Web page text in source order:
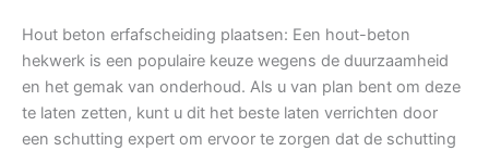
Hout beton erfafscheiding plaatsen: Een hout-beton
hekwerk is een populaire keuze wegens de duurzaamheid
en het gemak van onderhoud. Als u van plan bent om deze
te laten zetten, kunt u dit het beste laten verrichten door
een schutting expert om ervoor te zorgen dat de schutting